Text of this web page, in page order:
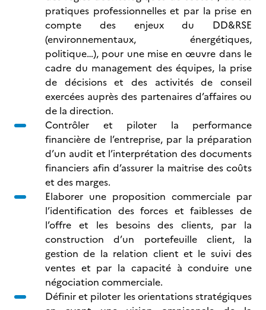
pratiques professionnelles et par la prise en
compte des enjeux du DD&RSE
(environnementaux, énergétiques,
politique…), pour une mise en œuvre dans le
cadre du management des équipes, la prise
de décisions et des activités de conseil
exercées auprès des partenaires d’affaires ou
de la direction.
Contrôler et piloter la performance
financière de l’entreprise, par la préparation
d’un audit et l’interprétation des documents
financiers afin d’assurer la maitrise des coûts
et des marges.
Elaborer une proposition commerciale par
l’identification des forces et faiblesses de
l’offre et les besoins des clients, par la
construction d’un portefeuille client, la
gestion de la relation client et le suivi des
ventes et par la capacité à conduire une
négociation commerciale.
Définir et piloter les orientations stratégiques